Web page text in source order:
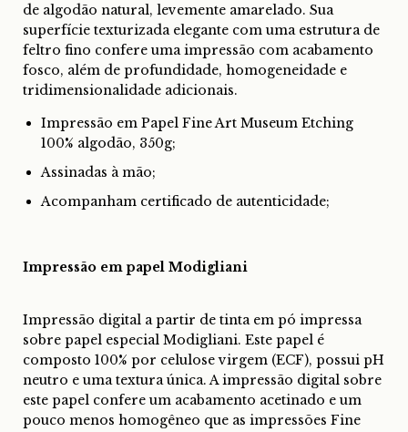
de algodão natural, levemente amarelado. Sua
superfície texturizada elegante com uma estrutura de
feltro fino confere uma impressão com acabamento
fosco, além de profundidade, homogeneidade e
tridimensionalidade adicionais.
Impressão em Papel Fine Art Museum Etching
100% algodão, 350g;
Assinadas à mão;
Acompanham certificado de autenticidade;
Impressão em papel Modigliani
Impressão digital a partir de tinta em pó impressa
sobre papel especial Modigliani. Este papel é
composto 100% por celulose virgem (ECF), possui pH
neutro e uma textura única. A impressão digital sobre
este papel confere um acabamento acetinado e um
pouco menos homogêneo que as impressões Fine